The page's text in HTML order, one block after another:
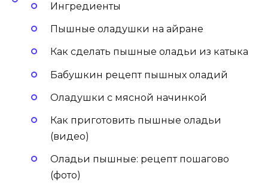
Ингредиенты
Пышные оладушки на айране
Как сделать пышные оладьи из катыка
Бабушкин рецепт пышных оладий
Оладушки с мясной начинкой
Как приготовить пышные оладьи
(видео)
Оладьи пышные: рецепт пошагово
(фото)